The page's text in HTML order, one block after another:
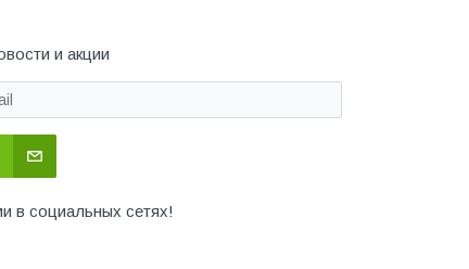
и акции
в социальных сетях!